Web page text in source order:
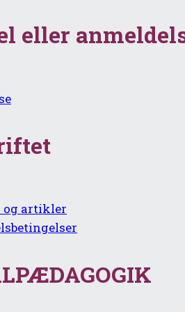
eller
og artikler